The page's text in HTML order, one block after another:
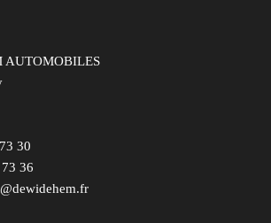
AUTOMOBILES
30
36